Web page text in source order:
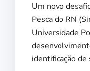
Um novo
Pesca do RN
Universidade
identificação